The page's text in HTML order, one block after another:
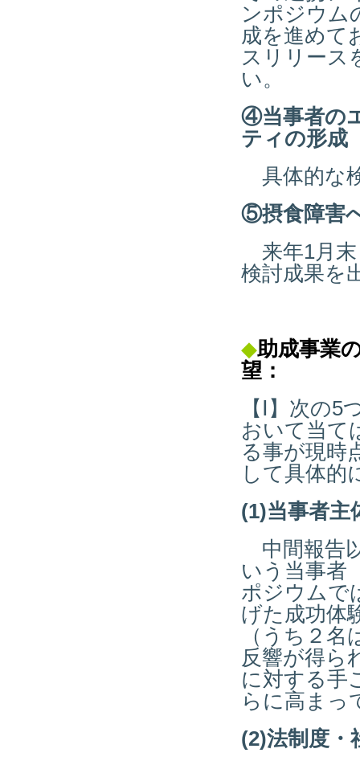
ンポジウム
成を進めて
スリリース
い。
④当事者の
ティの形成
具体的な
⑤摂食障害
来年1月末
検討成果を
◆助成事業
望：
【Ⅰ】次の
おいて当て
る事が現時
して具体的
(1)当事者主
中間報告
いう当事者
ポジウムで
げた成功体
（うち２
反響が得ら
に対する手
らに高まっ
(2)法制度・